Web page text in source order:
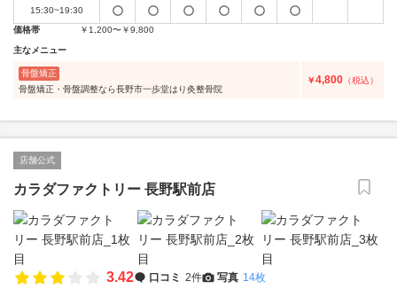
15:30~19:30
価格帯
￥1,200〜￥9,800
主なメニュー
骨盤矯正
骨盤矯正・骨盤調整なら長野市一歩堂はり灸整骨院
￥4,800 （税込）
店舗公式
カラダファクトリー 長野駅前店
3.42 口コミ 2件 写真 14枚